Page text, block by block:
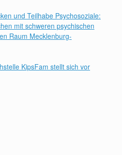
und Teilhabe Psychosoziale:
mit schweren psychischen
Raum Mecklenburg-
KipsFam stellt sich vor